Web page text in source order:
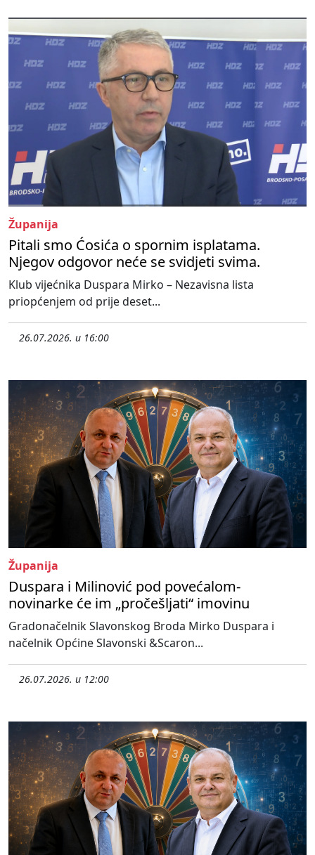
Županija
Pitali smo Ćosića o spornim isplatama.
Njegov odgovor neće se svidjeti svima.
Klub vijećnika Duspara Mirko – Nezavisna lista
priopćenjem od prije deset...
26.07.2026. u 16:00
Županija
Duspara i Milinović pod povećalom-
novinarke će im „pročešljati“ imovinu
Gradonačelnik Slavonskog Broda Mirko Duspara i
načelnik Općine Slavonski &Scaron...
26.07.2026. u 12:00